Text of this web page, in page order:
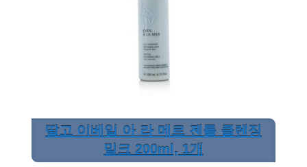
딸고 이베일 아 라 메르 젠틀 클렌징
밀크 200ml, 1개